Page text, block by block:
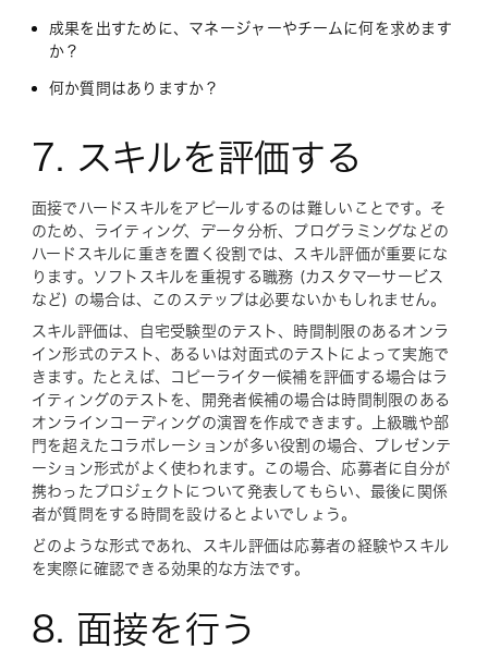
成果を出すために、マネージャーやチームに何を求めます
か？
何か質問はありますか？
7. スキルを評価する
面接でハードスキルをアピールするのは難しいことです。そ
のため、ライティング、データ分析、プログラミングなどの
ハードスキルに重きを置く役割では、スキル評価が重要にな
ります。ソフトスキルを重視する職務 (カスタマーサービス
など) の場合は、このステップは必要ないかもしれません。
スキル評価は、自宅受験型のテスト、時間制限のあるオンラ
イン形式のテスト、あるいは対面式のテストによって実施で
きます。たとえば、コピーライター候補を評価する場合はラ
イティングのテストを、開発者候補の場合は時間制限のある
オンラインコーディングの演習を作成できます。上級職や部
門を超えたコラボレーションが多い役割の場合、プレゼンテ
ーション形式がよく使われます。この場合、応募者に自分が
携わったプロジェクトについて発表してもらい、最後に関係
者が質問をする時間を設けるとよいでしょう。
どのような形式であれ、スキル評価は応募者の経験やスキル
を実際に確認できる効果的な方法です。
8. 面接を行う